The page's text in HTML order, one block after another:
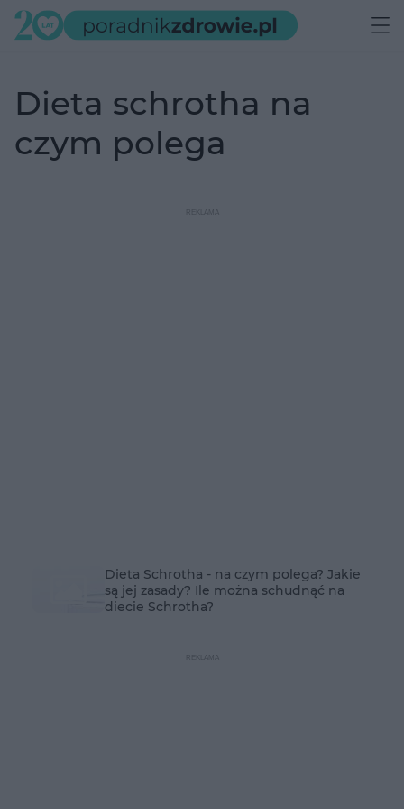
dieta schrotha na
czym polega
Dieta Schrotha - na czym polega? Jakie
są jej zasady? Ile można schudnąć na
diecie Schrotha?